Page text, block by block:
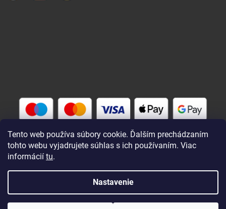
Tento web používa súbory cookie. Ďalším prechádzaním
tohto webu vyjadrujete súhlas s ich používaním. Viac
informácií tu.
Nastavenie
Rybárik eu - rybárske potreby